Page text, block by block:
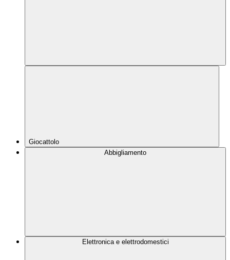
Giocattolo
Abbigliamento
Elettronica e elettrodomestici